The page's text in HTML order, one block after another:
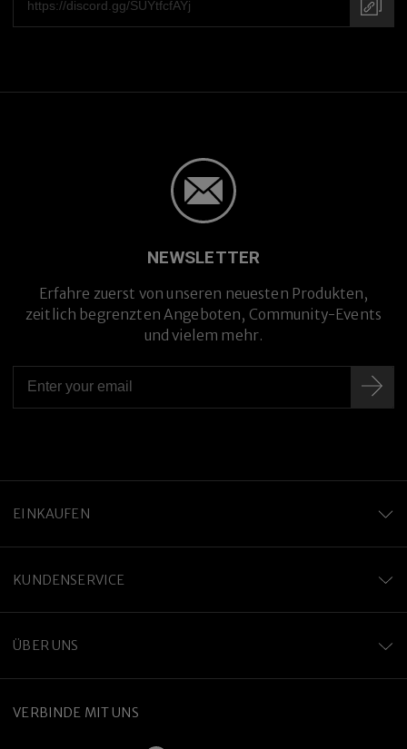
NEWSLETTER
Erfahre zuerst von unseren neuesten Produkten,
zeitlich begrenzten Angeboten, Community-Events
und vielem mehr.
EINKAUFEN
KUNDENSERVICE
ÜBER UNS
VERBINDE MIT UNS